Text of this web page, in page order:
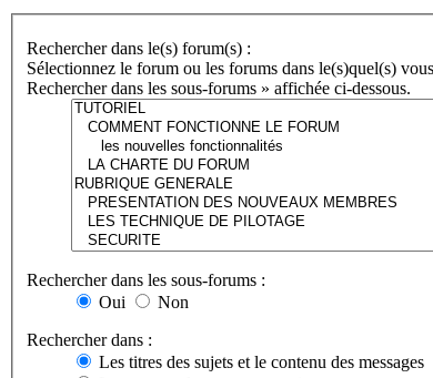
Rechercher dans le(s) forum(s) :
Sélectionnez le forum ou les forums dans le(s)quel(s)
Rechercher dans les sous-forums » affichée ci-dessous.
Rechercher dans les sous-forums :
Oui
Non
Rechercher dans :
Les titres des sujets et le contenu des messages